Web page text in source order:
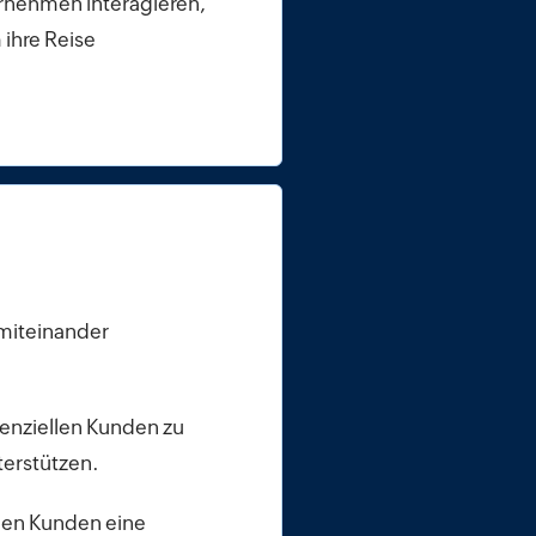
Reise
Kunden zu
Kunden eine